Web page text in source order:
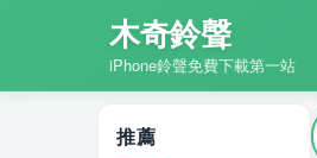
木奇鈴聲
iPhone鈴聲免費下載第一站
推薦